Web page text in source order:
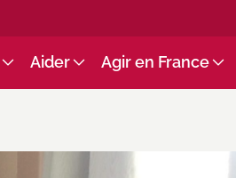
Aider Agir en France